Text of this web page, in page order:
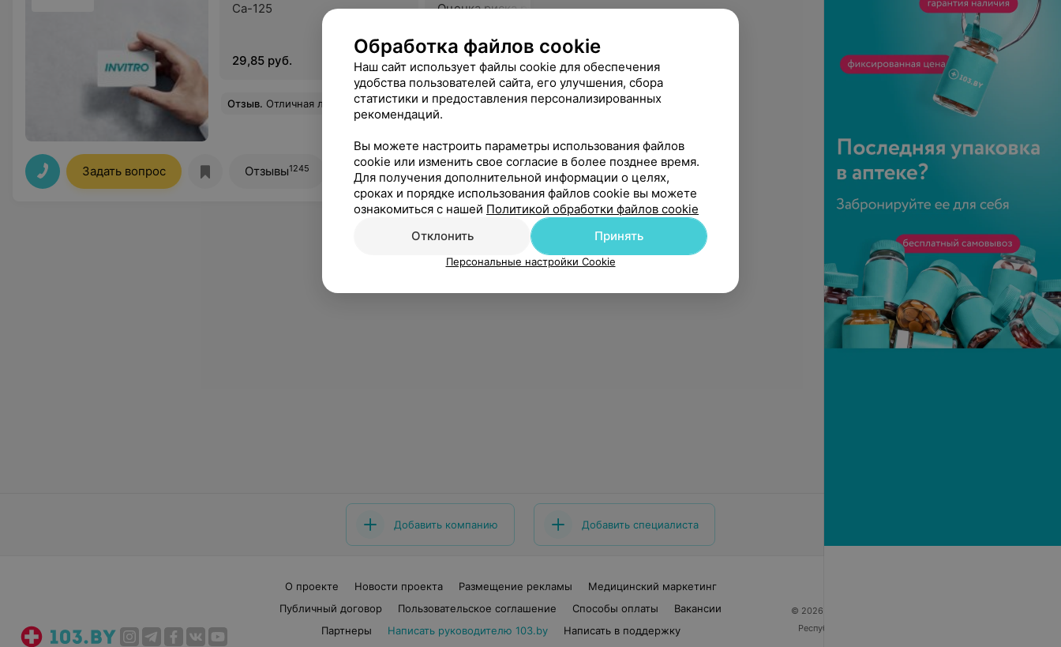
Са-125
29,85 руб.
Оценка риска рака яичников
женщины до менопаузы)
103,34 руб.
Оценка риска рака яичников
по алгоритму ROMA (для
103,34 руб.
Отзыв. Отличная лаборатория! Все быстро, качественно, безболезненно. Очень вежливый и доброжелательный персонал. Спасибо! Еще
Задать вопрос Отзывы1245 Все адреса
Добавить компанию Добавить специалиста
О проекте Новости проекта Размещение рекламы
Медицинский маркетинг
Публичный договор
Пользовательское соглашение Способы оплаты
Вакансии
Партнеры
Написать руководителю 103.by
Написать в поддержку
© 2026 ООО «Артокс Лаб», УНП 191700409
Республика Беларусь, г. Минск, улица Толбухина, 2,
Обработка файлов cookie
Наш сайт использует файлы cookie для обеспечения
удобства пользователей сайта, его улучшения, сбора
статистики и предоставления персонализированных
рекомендаций.
Вы можете настроить параметры использования файлов
cookie или изменить свое согласие в более позднее время.
Для получения дополнительной информации о целях,
сроках и порядке использования файлов cookie вы можете
ознакомиться с нашей Политикой обработки файлов cookie
Отклонить
Принять
Персональные настройки Cookie